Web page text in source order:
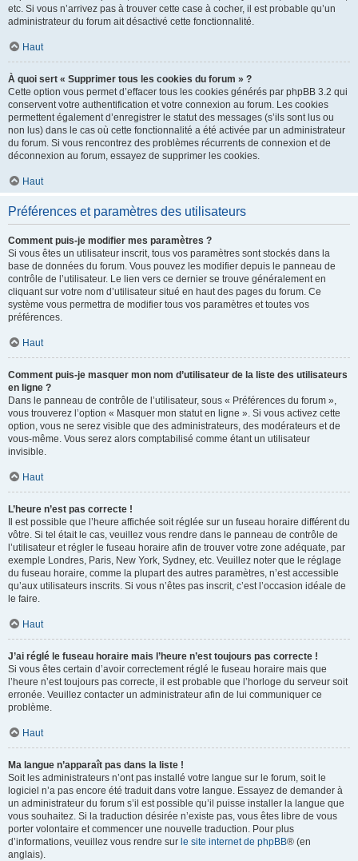
etc. Si vous n’arrivez pas à trouver cette case à cocher, il est probable qu’un
administrateur du forum ait désactivé cette fonctionnalité.
Haut
À quoi sert « Supprimer tous les cookies du forum » ?
Cette option vous permet d’effacer tous les cookies générés par phpBB 3.2 qui
conservent votre authentification et votre connexion au forum. Les cookies
permettent également d’enregistrer le statut des messages (s’ils sont lus ou
non lus) dans le cas où cette fonctionnalité a été activée par un administrateur
du forum. Si vous rencontrez des problèmes récurrents de connexion et de
déconnexion au forum, essayez de supprimer les cookies.
Haut
Préférences et paramètres des utilisateurs
Comment puis-je modifier mes paramètres ?
Si vous êtes un utilisateur inscrit, tous vos paramètres sont stockés dans la
base de données du forum. Vous pouvez les modifier depuis le panneau de
contrôle de l’utilisateur. Le lien vers ce dernier se trouve généralement en
cliquant sur votre nom d’utilisateur situé en haut des pages du forum. Ce
système vous permettra de modifier tous vos paramètres et toutes vos
préférences.
Haut
Comment puis-je masquer mon nom d’utilisateur de la liste des utilisateurs
en ligne ?
Dans le panneau de contrôle de l’utilisateur, sous « Préférences du forum »,
vous trouverez l’option « Masquer mon statut en ligne ». Si vous activez cette
option, vous ne serez visible que des administrateurs, des modérateurs et de
vous-même. Vous serez alors comptabilisé comme étant un utilisateur
invisible.
Haut
L’heure n’est pas correcte !
Il est possible que l’heure affichée soit réglée sur un fuseau horaire différent du
vôtre. Si tel était le cas, veuillez vous rendre dans le panneau de contrôle de
l’utilisateur et régler le fuseau horaire afin de trouver votre zone adéquate, par
exemple Londres, Paris, New York, Sydney, etc. Veuillez noter que le réglage
du fuseau horaire, comme la plupart des autres paramètres, n’est accessible
qu’aux utilisateurs inscrits. Si vous n’êtes pas inscrit, c’est l’occasion idéale de
le faire.
Haut
J’ai réglé le fuseau horaire mais l’heure n’est toujours pas correcte !
Si vous êtes certain d’avoir correctement réglé le fuseau horaire mais que
l’heure n’est toujours pas correcte, il est probable que l’horloge du serveur soit
erronée. Veuillez contacter un administrateur afin de lui communiquer ce
problème.
Haut
Ma langue n’apparaît pas dans la liste !
Soit les administrateurs n’ont pas installé votre langue sur le forum, soit le
logiciel n’a pas encore été traduit dans votre langue. Essayez de demander à
un administrateur du forum s’il est possible qu’il puisse installer la langue que
vous souhaitez. Si la traduction désirée n’existe pas, vous êtes libre de vous
porter volontaire et commencer une nouvelle traduction. Pour plus
d’informations, veuillez vous rendre sur le site internet de phpBB® (en
anglais).